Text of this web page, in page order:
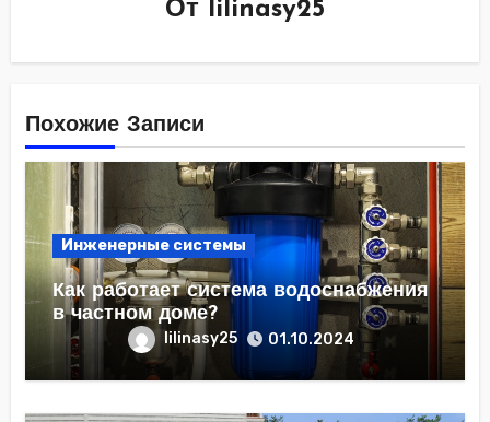
От lilinasy25
Похожие Записи
Инженерные системы
Как работает система водоснабжения
в частном доме?
lilinasy25 01.10.2024